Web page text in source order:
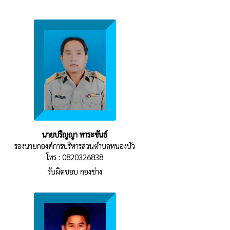
นายปริญญา ทาระขันธ์
รองนายกองค์การบริหารส่วนตำบลหนองบัว
โทร : 0820326838
รับผิดชอบ กองช่าง